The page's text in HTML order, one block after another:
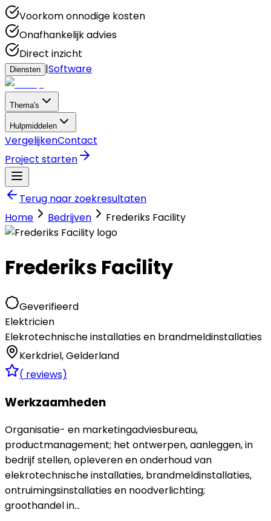
Voorkom onnodige kosten
Onafhankelijk advies
Direct inzicht
Diensten |Software
Thema's
Hulpmiddelen
VergelijkenContact
Project starten
Terug naar zoekresultaten
Home
Bedrijven Frederiks Facility
Frederiks Facility
Geverifieerd
Elektricien
Elekrotechnische installaties en brandmeldinstallaties
Kerkdriel,Gelderland
( reviews)
Werkzaamheden
Organisatie- en marketingadviesbureau,
productmanagement; het ontwerpen, aanleggen, in
bedrijf stellen, opleveren en onderhoud van
elekrotechnische installaties, brandmeldinstallaties,
ontruimingsinstallaties en noodverlichting;
groothandel in...